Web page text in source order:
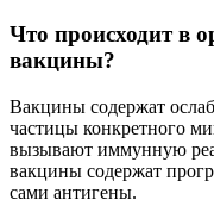
Что происходит в
вакцины?
Вакцины содержат
частицы конкретного
вызывают иммунную
вакцины содержат
сами антигены.